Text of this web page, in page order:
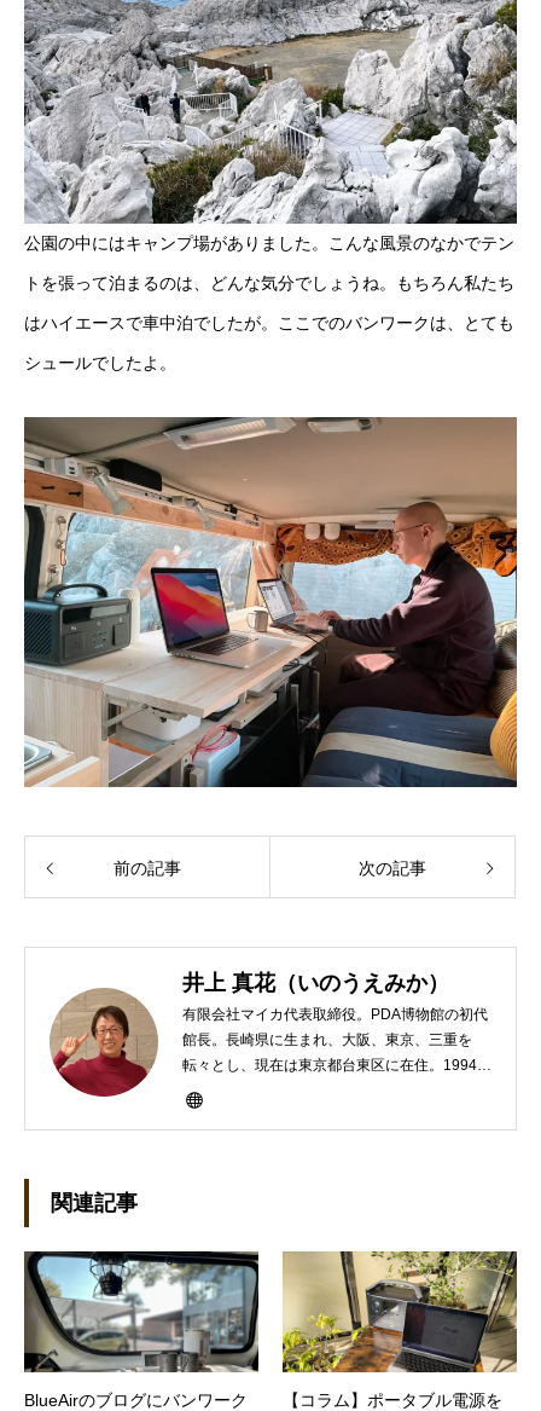
公園の中にはキャンプ場がありました。こんな風景のなかでテン
トを張って泊まるのは、どんな気分でしょうね。もちろん私たち
はハイエースで車中泊でしたが。ここでのバンワークは、とても
シュールでしたよ。
前の記事 次の記事
井上 真花（いのうえみか）
有限会社マイカ代表取締役。PDA博物館の初代
館長。長崎県に生まれ、大阪、東京、三重を
転々とし、現在は東京都台東区に在住。1994年
にHP100LXと出会ったのをきかっけに、フリ
制作。プライベートでは、井上円了哲学塾の第
一期修了生として「哲学カフェ＠神保町」の世
話人、2020年以降は「なごテツ」のオンライン
カフェの世話人を務める。趣味は考えること。
関連記事
BlueAirのブログにバンワーク
【コラム】ポータブル電源を